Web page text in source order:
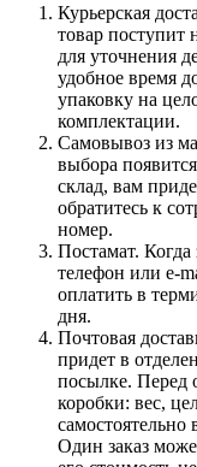
Курьерская
товар поступит
для уточнения
удобное время
упаковку на
комплектации.
Самовывоз из
выбора
склад, вам
обратитесь к
номер.
Постамат. Когда
телефон или e-
оплатить в
дня.
Почтовая
придет в
посылке. Перед
коробки: вес,
самостоятельно
Один заказ